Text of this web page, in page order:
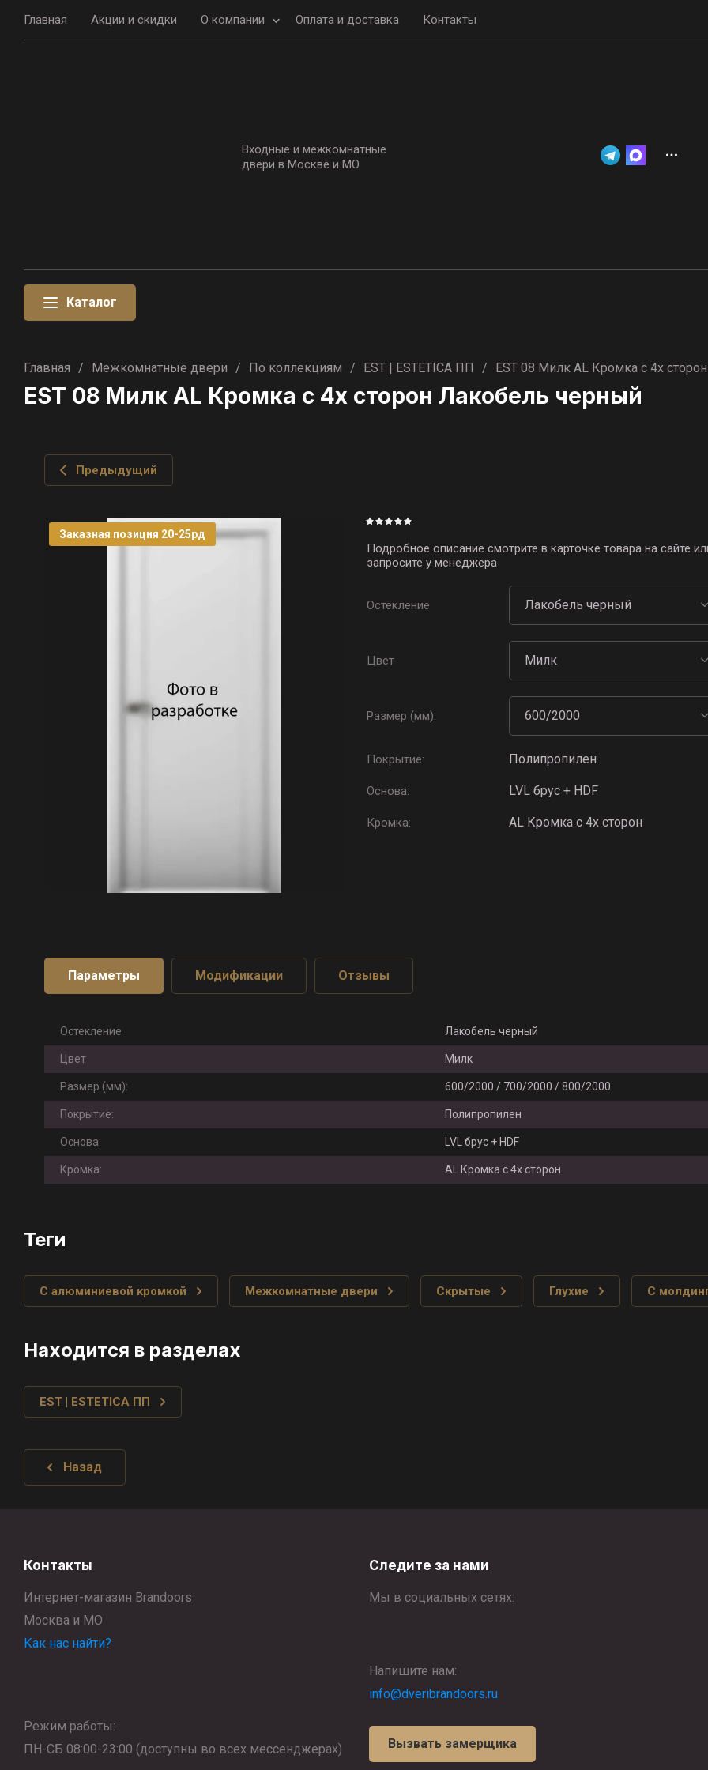
Главная Акции и скидки О компании Оплата и доставка Контакты
Входные и межкомнатные
двери в Москве и МО
Каталог
Главная / Межкомнатные двери / По коллекциям / EST | ESTETICA ПП / EST 08 Милк AL Кромка с 4х
EST 08 Милк AL Кромка с 4х сторон Лакобель черный
Предыдущий
Заказная позиция 20-25рд
Подробное описание смотрите в карточке товара на сайте
запросите у менеджера
Остекление
Цвет
Размер (мм):
Покрытие: Полипропилен
Основа: LVL брус + HDF
Кромка: AL Кромка с 4х сторон
Параметры Модификации Отзывы
Остекление Лакобель черный
Цвет Милк
Размер (мм): 600/2000 / 700/2000 / 800/2000
Покрытие: Полипропилен
Основа: LVL брус + HDF
Кромка: AL Кромка с 4х сторон
теги
С алюминиевой кромкой Межкомнатные двери Скрытые Глухие С
Находится в разделах
EST | ESTETICA ПП
Назад
Контакты
Интернет-магазин Brandoors
Москва и МО
Как нас найти?
Режим работы:
ПН-СБ 08:00-23:00 (доступны во всех мессенджерах)
Следите за нами
Мы в социальных сетях:
Напишите нам:
info@dveribrandoors.ru
Вызвать замерщика